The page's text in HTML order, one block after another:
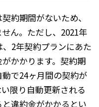
約期間がないため、
ん。ただし、2021年
2年契約プランにあた
かかります。契約期
で24ヶ月間の契約が
限り自動更新される
違約金がかかるとい